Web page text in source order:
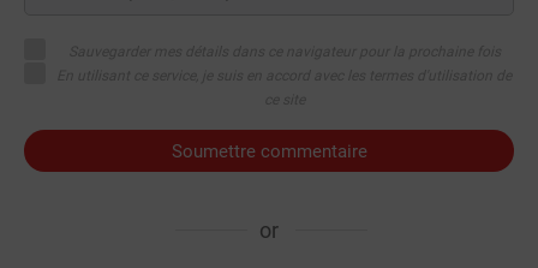
Soumettre commentaire
or